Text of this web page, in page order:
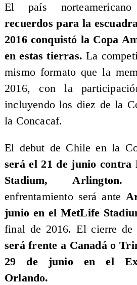
El país norteamericano
recuerdos para la
2016 conquistó la Copa
en estas tierras.La
mismo formato que la
2016, con la
incluyendo los diez de la
la Concacaf.
El debut de Chile en la
será el 21 de junio
Stadium, Arlington.
enfrentamiento será ante
junio en el MetLife
final de 2016. El cierre de
será frente a Canadá o
29 de junio en el
Orlando.